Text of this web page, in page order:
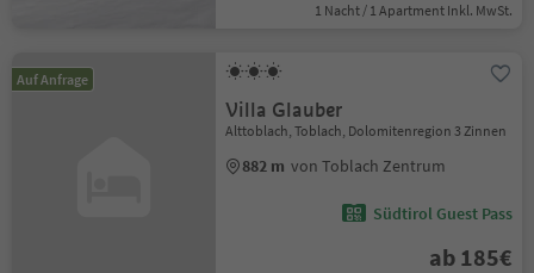
1 Nacht / 1 Apartment Inkl. MwSt.
Auf Anfrage
Villa Glauber
Alttoblach, Toblach, Dolomitenregion 3 Zinnen
882 m von Toblach Zentrum
Südtirol Guest Pass
ab 185€